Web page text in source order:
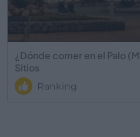
¿Dónde comer en el Palo
Sitios
Ranking